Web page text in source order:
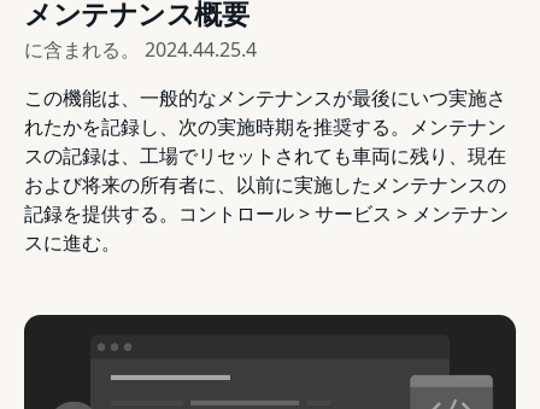
メンテナンス概要
に含まれる。 2024.44.25.4
この機能は、一般的なメンテナンスが最後にいつ実施さ
れたかを記録し、次の実施時期を推奨する。メンテナン
スの記録は、工場でリセットされても車両に残り、現在
および将来の所有者に、以前に実施したメンテナンスの
記録を提供する。コントロール > サービス > メンテナン
スに進む。